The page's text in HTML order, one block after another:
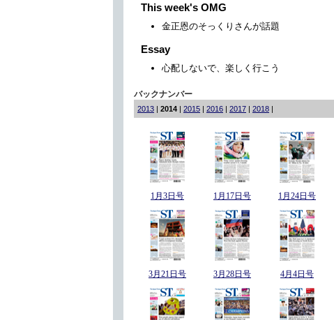
This week's OMG
金正恩のそっくりさんが話題
Essay
心配しないで、楽しく行こう
バックナンバー
2013 | 2014 | 2015 | 2016 | 2017 | 2018 |
1月3日号 1月17日号 1月24日号
3月21日号 3月28日号 4月4日号